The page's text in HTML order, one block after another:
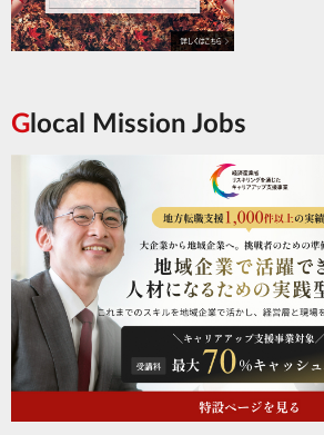
Glocal Mission Jobs